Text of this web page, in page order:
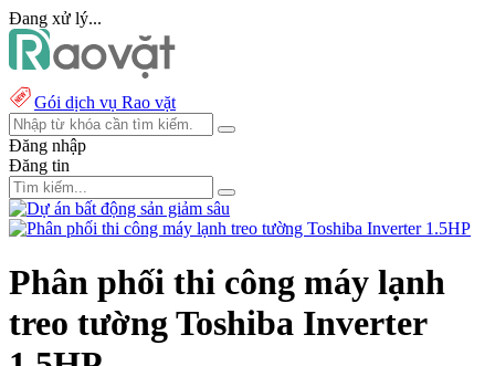
Đang xử lý...
Gói dịch vụ Rao vặt
Đăng nhập
Đăng tin
Phân phối thi công máy lạnh
treo tường Toshiba Inverter